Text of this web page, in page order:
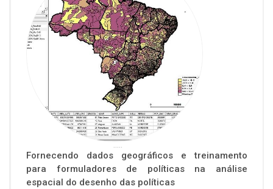
.....
Fornecendo dados geográficos e treinamento
para formuladores de políticas na análise
espacial do desenho das políticas